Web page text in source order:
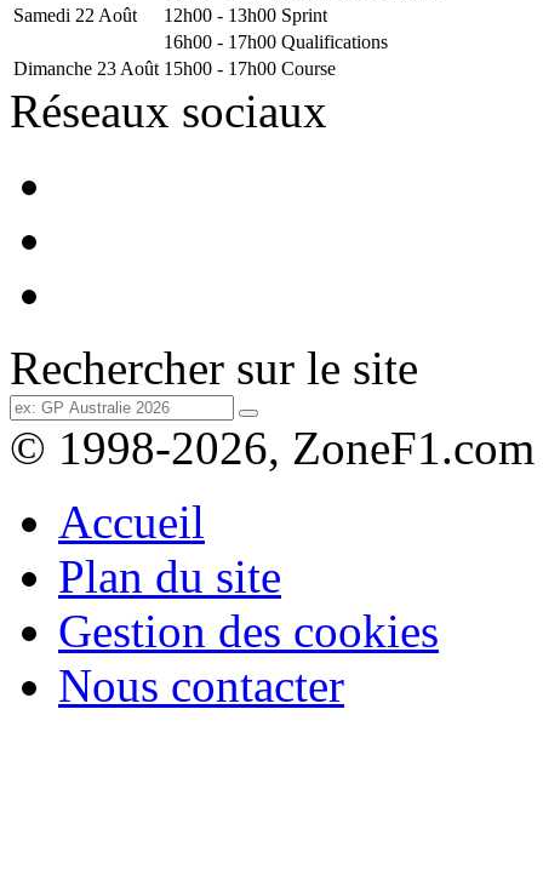
Samedi 22 Août
12h00 - 13h00 Sprint
16h00 - 17h00 Qualifications
Dimanche 23 Août 15h00 - 17h00 Course
Réseaux sociaux
Rechercher sur le site
© 1998-2026, ZoneF1.com
Accueil
Plan du site
Gestion des cookies
Nous contacter